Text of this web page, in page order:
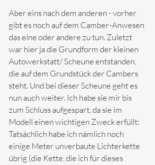
Aber eins nach dem anderen - vorher
gibt es noch auf dem Camber-Anwesen
das eine oder andere zu tun. Zuletzt
war hier ja die Grundform der kleinen
Autowerkstatt/ Scheune entstanden,
die auf dem Grundstück der Cambers
steht. Und bei dieser Scheune geht es
nun auch weiter. Ich habe sie mir bis
zum Schluss aufgespart, da sie im
Modell einen wichtigen Zweck erfüllt:
Tatsächlich habe ich nämlich noch
einige Meter unverbaute Lichterkette
übrig (die Kette, die ich für dieses